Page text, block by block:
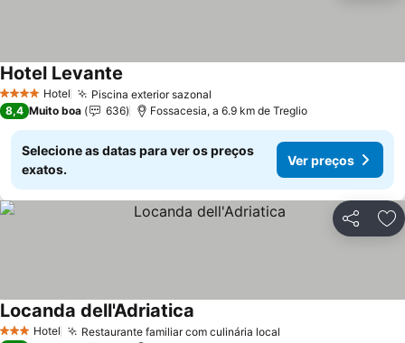
4 EstrelasHotel Piscina exterior sazonal
Hotel Levante
8,4 Muito boa 636 Fossacesia, a 6.9 km de Treglio
Selecione as datas para ver os preços
exatos.
Ver preços
Partilhar
3 EstrelasHotel Restaurante familiar com culinária local
Locanda dell'Adriatica